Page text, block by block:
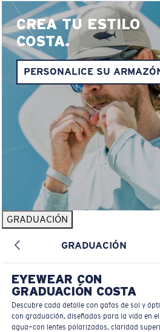
CREA TU ESTILO
COSTA.
PERSONALICE SU
GRADUACIÓN
GRADUACIÓN
EYEWEAR CON
GRADUACIÓN COSTA
Descubre cada detalle con gafas de sol y
con graduación, diseñados para la vida en el
agua—con lentes polarizados, claridad